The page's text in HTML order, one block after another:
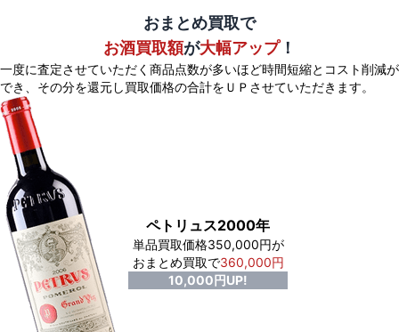
おまとめ買取で
お酒買取額が大幅アップ！
一度に査定させていただく商品点数が多いほど時間短縮とコスト削減が
でき、 その分を還元し買取価格の合計をＵＰさせていただきます。
ペトリュス2000年
単品買取価格350,000円が
おまとめ買取で360,000円
10,000円UP!